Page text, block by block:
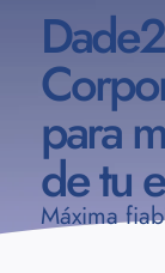
para
de tu
Máxima